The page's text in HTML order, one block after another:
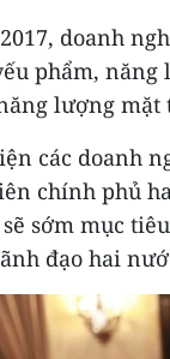
doanh
phẩm, năng
lượng mặt
các doanh
chính phủ
sớm mục
đạo hai